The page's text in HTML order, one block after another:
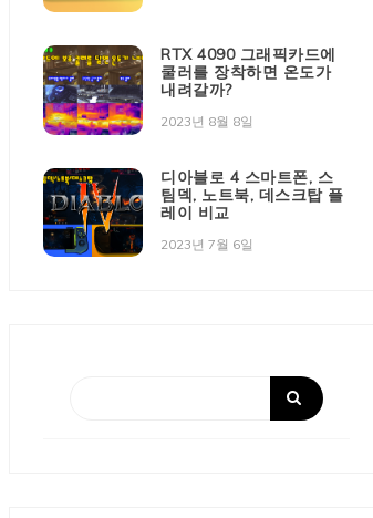
RTX 4090 그래픽카드에
쿨러를 장착하면 온도가
내려갈까?
2023년 8월 8일
디아블로 4 스마트폰, 스
팀덱, 노트북, 데스크탑 플
레이 비교
2023년 7월 6일